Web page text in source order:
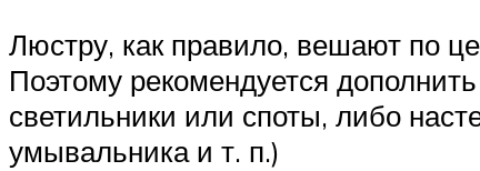
Люстру, как правило, вешают по
Поэтому рекомендуется
светильники или споты, либо
умывальника и т. п.)